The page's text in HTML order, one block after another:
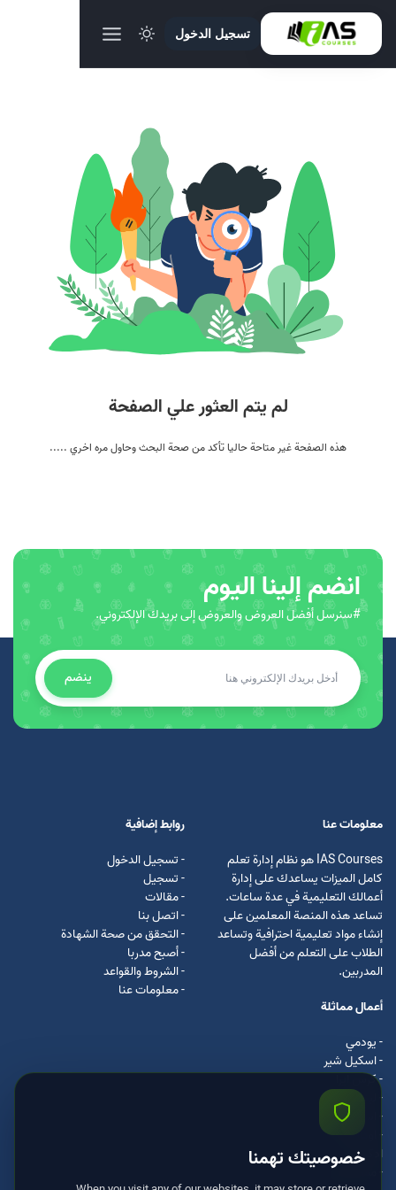
تسجيل الدخول
لم يتم العثور علي الصفحة
هذه الصفحة غير متاحة حاليا تأكد من صحة البحث وحاول مره اخري .....
انضم إلينا اليوم
#سنرسل أفضل العروض والعروض إلى بريدك الإلكتروني.
ينضم
معلومات عنا
IAS Courses هو نظام إدارة تعلم
كامل الميزات يساعدك على إدارة
أعمالك التعليمية في عدة ساعات.
تساعد هذه المنصة المعلمين على
إنشاء مواد تعليمية احترافية وتساعد
الطلاب على التعلم من أفضل
المدربين.
روابط إضافية
- تسجيل الدخول
- تسجيل
- مقالات
- اتصل بنا
- التحقق من صحة الشهادة
- أصبح مدربا
- الشروط والقواعد
- معلومات عنا
أعمال مماثلة
- يودمي
- اسکیل شیر
- كرس ايرا
- لیندا
- اسكيل سفت
- اوداسيتي
ادكس
- مستر كلس
خصوصيتك تهمنا